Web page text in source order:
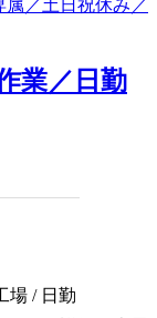
業／日勤
場 / 日勤